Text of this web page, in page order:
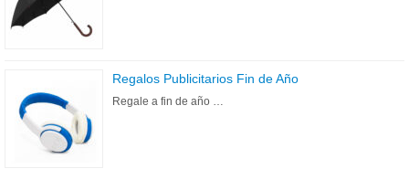
Regalos Publicitarios Fin de Año
Regale a fin de año …